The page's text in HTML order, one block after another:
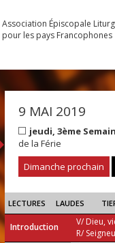
Association Épiscopale
pour les pays Francophones
9 MAI 2019
jeudi, 3ème
de la Férie
Dimanche prochain
LECTURES LAUDES
Introduction
V/ Dieu,
R/